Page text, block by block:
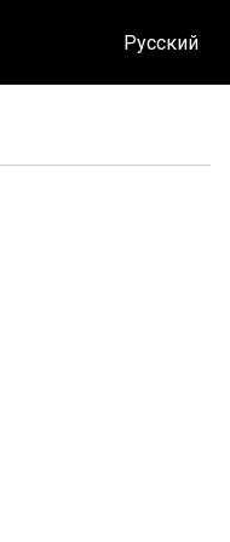
Русский